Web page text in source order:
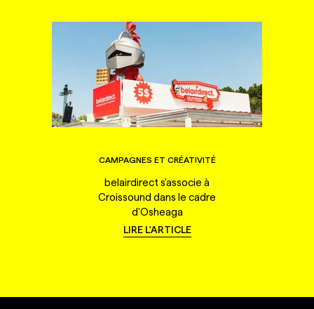
CAMPAGNES ET CRÉATIVITÉ
belairdirect s'associe à
Croissound dans le cadre
d'Osheaga
LIRE L'ARTICLE